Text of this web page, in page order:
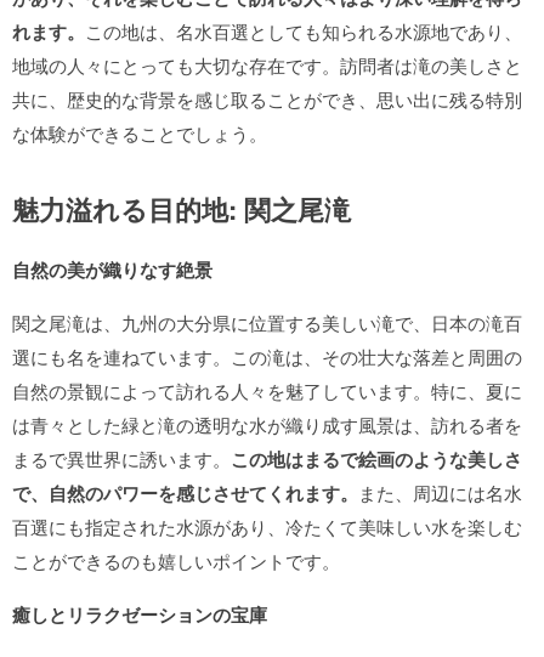
れます。 この地は、名水百選としても知られる水源地であり、
地域の人々にとっても大切な存在です。訪問者は滝の美しさと
共に、歴史的な背景を感じ取ることができ、思い出に残る特別
な体験ができることでしょう。
魅力溢れる目的地: 関之尾滝
自然の美が織りなす絶景
関之尾滝は、九州の大分県に位置する美しい滝で、日本の滝百
選にも名を連ねています。この滝は、その壮大な落差と周囲の
自然の景観によって訪れる人々を魅了しています。特に、夏に
は青々とした緑と滝の透明な水が織り成す風景は、訪れる者を
まるで異世界に誘います。 この地はまるで絵画のような美しさ
で、自然のパワーを感じさせてくれます。 また、周辺には名水
百選にも指定された水源があり、冷たくて美味しい水を楽しむ
ことができるのも嬉しいポイントです。
癒しとリラクゼーションの宝庫